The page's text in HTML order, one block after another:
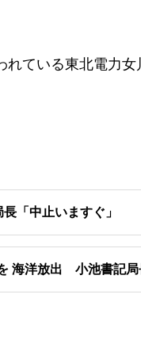
ている東北電力女
「中止いますぐ」
海洋放出 小池書記局